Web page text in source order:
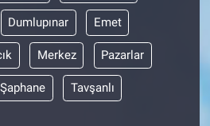
Dumlupınar Emet
Merkez Pazarlar
Şaphane Tavşanlı